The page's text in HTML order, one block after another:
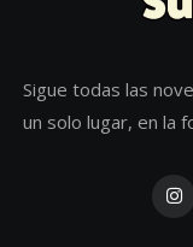
Sigue todas las
un solo lugar, en la